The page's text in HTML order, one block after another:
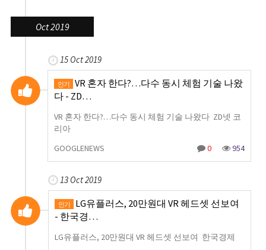
Oct 2019
15 Oct 2019
인기
VR 혼자 한다?…다수 동시 체험 기술 나왔
다 - ZD…
VR 혼자 한다?…다수 동시 체험 기술 나왔다 ZD넷 코
리아
GOOGLENEWS
0 954
13 Oct 2019
인기
LG유플러스, 20만원대 VR 헤드셋 선보여
- 한국경…
LG유플러스, 20만원대 VR 헤드셋 선보여 한국경제